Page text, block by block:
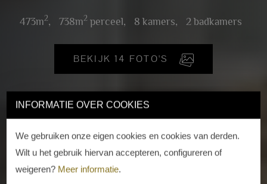
INFORMATIE OVER COOKIES
We gebruiken onze eigen cookies en cookies van derden.
Wilt u het gebruik hiervan accepteren, configureren of
weigeren? Meer informatie.
473m2, 738m2perceel, 8 kamers, 2 badkamers
BEKIJK 14 FOTO'S